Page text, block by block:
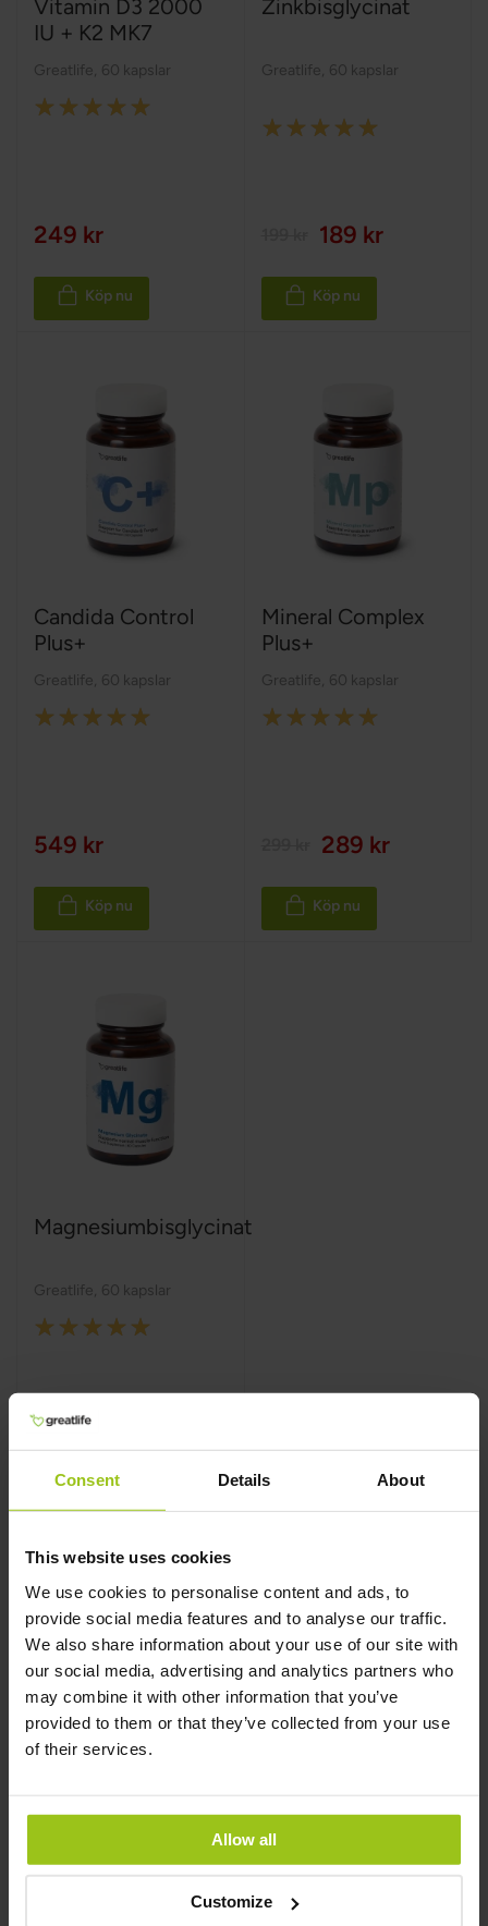
Consent Details About
This website uses cookies
We use cookies to personalise content and ads, to
provide social media features and to analyse our traffic.
We also share information about your use of our site with
our social media, advertising and analytics partners who
may combine it with other information that you’ve
provided to them or that they’ve collected from your use
of their services.
Allow all
Customize
Vitamin D3 2000
IU + K2 MK7
Greatlife 60 kapslar
Rating:
249 kr
Köp nu
Zinkbisglycinat
Greatlife 60 kapslar
Rating:
189 kr
Köp nu
Candida Control
Plus+
Greatlife 60 kapslar
Rating:
549 kr
Köp nu
Mineral Complex
Plus+
Greatlife 60 kapslar
Rating:
289 kr
Köp nu
Magnesiumbisglycinat
Greatlife 60 kapslar
Rating:
199 kr
299 kr
Köp nu
Sjukdomar i urinvägarna
Vissa av urinvägarnas sjukdomar är svåra som exempelvis
stenar i urinvägarna (även kallat stenbildning i urinvägarna)
och inflammation i urinvägarna. Sjukvården kan göra en
datortomografi det vill säga en röntgen (DT, CT-urografi av
urinvägarna, även kallat skiktröntgen) av urinvägarna för
göra ultraljud av urinvägarna. Undersökning av urinvägarna
sker alltid inom sjukvården. Vanligast är dock lättare besvär
med urinvägarna där urinvägsinfektion är den absolut
finns det mycket att göra med egenvård.